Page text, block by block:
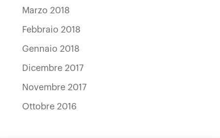
Marzo 2018
Febbraio 2018
Gennaio 2018
Dicembre 2017
Novembre 2017
Ottobre 2016